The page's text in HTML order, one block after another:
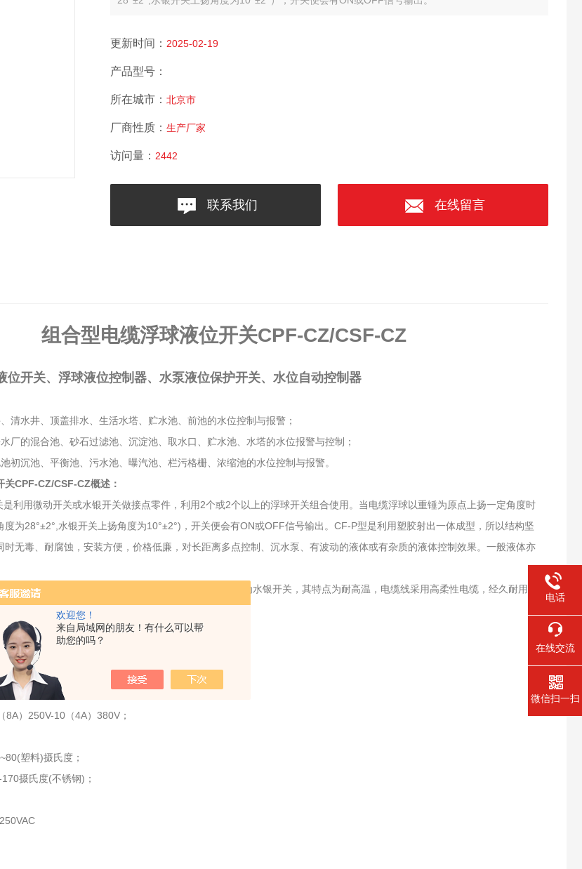
欢迎您！
来自局域网的朋友！有什么可以帮
助您的吗？
更新时间： 2025-02-19
产品型号：
所在城市： 北京市
厂商性质： 生产厂家
访问量： 2442
联系我们 在线留言
组合型电缆浮球液位开关CPF-CZ/CSF-CZ
位开关、浮球液位控制器、水泵液位保护开关、水位自动控制器
清水井、顶盖排水、生活水塔、贮水池、前池的水位控制与报警；
厂的混合池、砂石过滤池、沉淀池、取水口、贮水池、水塔的水位报警与控制；
初沉池、平衡池、污水池、曝汽池、栏污格栅、浓缩池的水位控制与报警。
关CPF-CZ/CSF-CZ概述：
利用微动开关或水银开关做接点零件，利用2个或2个以上的浮球开关组合使用。当电缆浮球以重锤为原点上扬一定角度时
度为28°±2°,水银开关上扬角度为10°±2°)，开关便会有ON或OFF信号输出。CF-P型是利用塑胶射出一体成型，所以结构坚
时无毒、耐腐蚀，安装方便，价格低廉，对长距离多点控制、沉水泵、有波动的液体或有杂质的液体控制效果。一般液体亦
可定制。CF-S型为金属电缆浮球液位开关，接点零件为水银开关，其特点为耐高温，电缆线采用高柔性电缆，经久耐用。
，接点容量 10A/250VAC可直接起动电机设备
耐候性、使用寿命长
水净水皆可使用
制
8A）250V-10（4A）380V；
塑料)摄氏度；
氏度(不锈钢)；
8A/250VAC
电话
在线交流
微信扫一扫